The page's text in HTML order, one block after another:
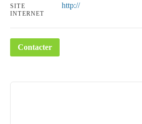
SITE
INTERNET
http://
Contacter